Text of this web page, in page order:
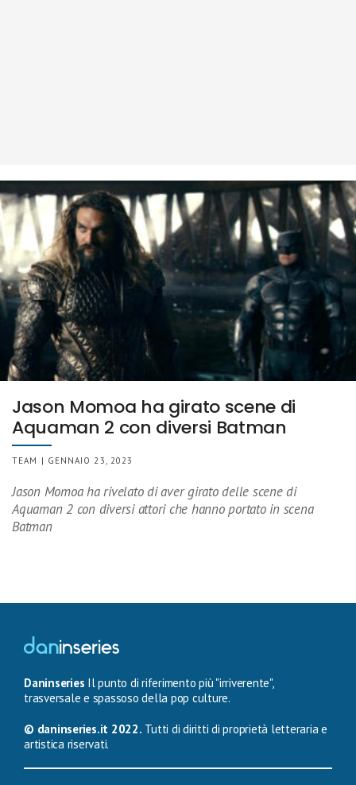
Jason Momoa ha girato scene di
Aquaman 2 con diversi Batman
TEAM | GENNAIO 23, 2023
Jason Momoa ha rivelato di aver girato delle scene di
Aquaman 2 con diversi attori che hanno portato in scena
Batman
Daninseries Il punto di riferimento più "irriverente",
trasversale e spassoso della pop culture.
© daninseries.it 2022. Tutti di diritti di proprietà letteraria e
artistica riservati.